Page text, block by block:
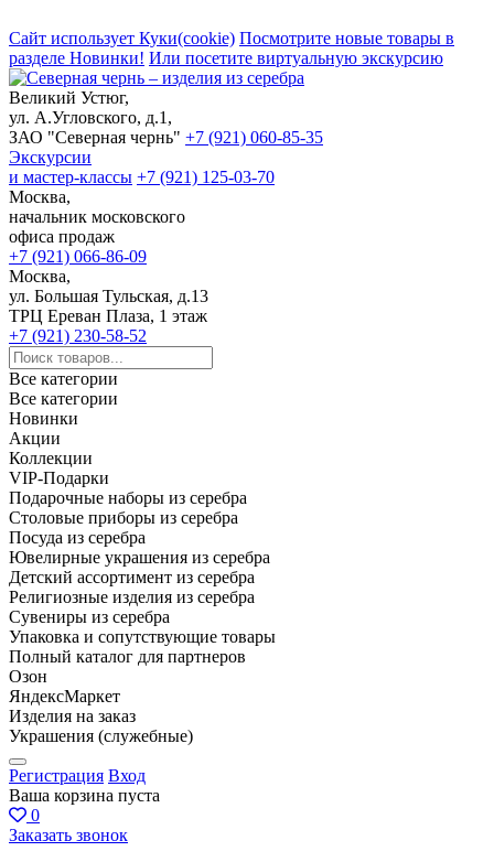
Сайт использует Куки(cookie) Посмотрите новые товары в
разделе Новинки! Или посетите виртуальную экскурсию
Великий Устюг,
ул. А.Угловского, д.1,
ЗАО "Северная чернь" +7 (921) 060-85-35
Экскурсии
и мастер-классы +7 (921) 125-03-70
Москва,
начальник московского
офиса продаж
+7 (921) 066-86-09
Москва,
ул. Большая Тульская, д.13
ТРЦ Ереван Плаза, 1 этаж
+7 (921) 230-58-52
Все категории
Все категории
Новинки
Акции
Коллекции
VIP-Подарки
Подарочные наборы из серебра
Столовые приборы из серебра
Посуда из серебра
Ювелирные украшения из серебра
Детский ассортимент из серебра
Религиозные изделия из серебра
Сувениры из серебра
Упаковка и сопутствующие товары
Полный каталог для партнеров
Озон
ЯндексМаркет
Изделия на заказ
Украшения (служебные)
Регистрация Вход
Ваша корзина пуста
0
Заказать звонок